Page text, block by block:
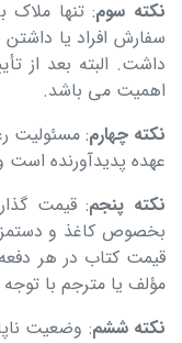
نکته سوم: تنها
سفارش افراد یا
داشت. البته بعد از
اهمیت می باشد.
نکته چهارم: مسئولیت
عهده پدیدآورنده
نکته پنجم: قیمت
بخصوص کاغذ و
قیمت کتاب در هر
مؤلف یا مترجم با
نکته ششم: وضعیت